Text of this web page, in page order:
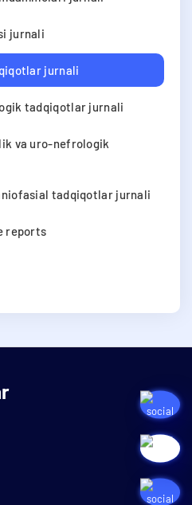
jurnali
jurnali
tadqiqotlar jurnali
va uro-nefrologik
tadqiqotlar jurnali
reports